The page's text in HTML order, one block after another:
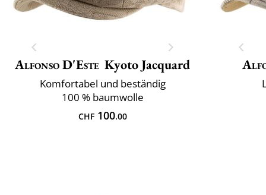
Alfonso D'Este Kyoto Jacquard
Komfortabel und beständig
100 % baumwolle
CHF100.00